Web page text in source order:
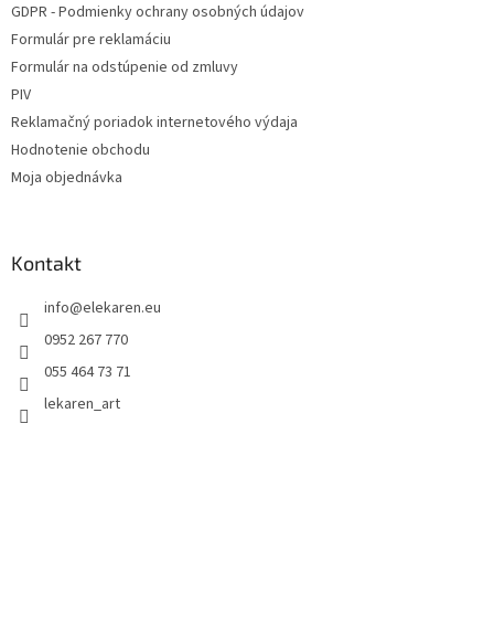
GDPR - Podmienky ochrany osobných údajov
Formulár pre reklamáciu
Formulár na odstúpenie od zmluvy
PIV
Reklamačný poriadok internetového výdaja
Hodnotenie obchodu
Moja objednávka
Kontakt
info@elekaren.eu
0952 267 770
055 464 73 71
lekaren_art